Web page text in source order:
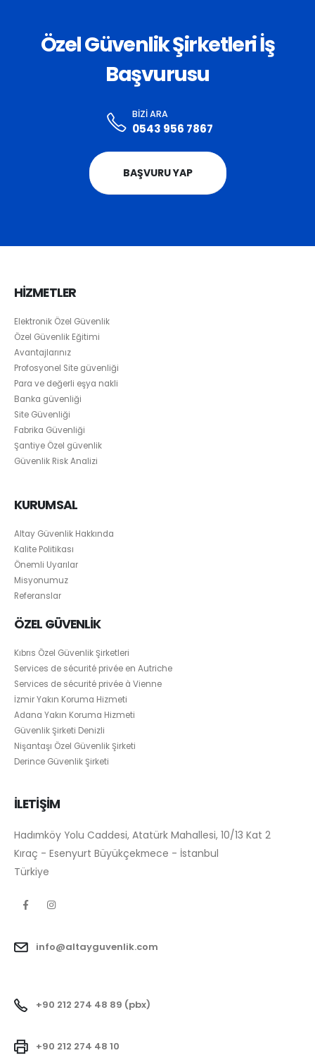
Özel Güvenlik Şirketleri İş
Başvurusu
BIZI ARA
0543 956 7867
BAŞVURU YAP
HİZMETLER
Elektronik Özel Güvenlik
Özel Güvenlik Eğitimi
Avantajlarınız
Profosyonel Site güvenliği
Para ve değerli eşya nakli
Banka güvenliği
Site Güvenliği
Fabrika Güvenliği
Şantiye Özel güvenlik
Güvenlik Risk Analizi
KURUMSAL
Altay Güvenlik Hakkında
Kalite Politikası
Önemli Uyarılar
Misyonumuz
Referanslar
ÖZEL GÜVENLİK
Kıbrıs Özel Güvenlik Şirketleri
Services de sécurité privée en Autriche
Services de sécurité privée à Vienne
İzmir Yakın Koruma Hizmeti
Adana Yakın Koruma Hizmeti
Güvenlik Şirketi Denizli
Nişantaşı Özel Güvenlik Şirketi
Derince Güvenlik Şirketi
İLETİŞİM
Hadımköy Yolu Caddesi, Atatürk Mahallesi, 10/13 Kat 2
Kıraç - Esenyurt Büyükçekmece - İstanbul
Türkiye
info@altayguvenlik.com
+90 212 274 48 89 (pbx)
+90 212 274 48 10